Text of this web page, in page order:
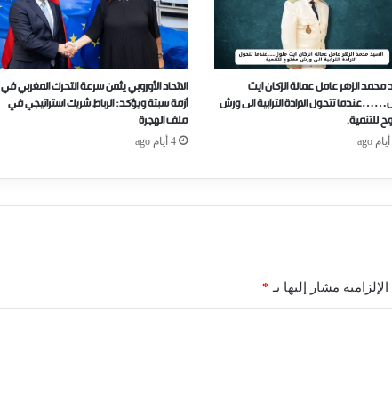
محمد الزهر عامل عمالة انزكان ايت
تتحول الارادة الترابية الى ورش
للتنمية.
الاتحاد الأوروبي يثمن سرعة التحرك المغربي في
أزمة سبتة ويؤكد: الرباط شريك استراتيجي في
ملف الهجرة
4 أيام ago
مشار إليها بـ *